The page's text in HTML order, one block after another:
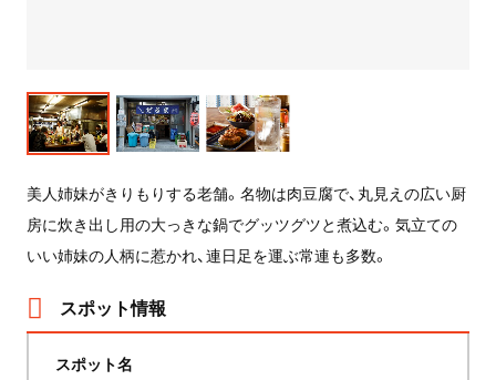
美人姉妹がきりもりする老舗。名物は肉豆腐で、丸見えの広い厨
房に炊き出し用の大っきな鍋でグッツグツと煮込む。気立ての
いい姉妹の人柄に惹かれ、連日足を運ぶ常連も多数。
スポット情報
スポット名